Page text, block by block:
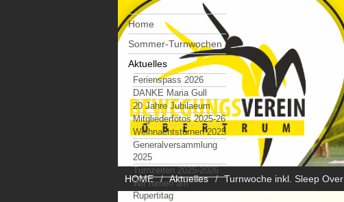
HOME Aktuelles Turnwoche inkl. Sleep Over
Home
Sommer-Turnwochen
Aktuelles
Ferienspass 2026
DANKE Maria Gull
20 Jahre Jubilaeum
Mitgliederfotos 2025-26
Weihnachtsturnen 2025
Generalversammlung
2025
Turnzeiten 2025-2026
Wir turnen am
Rupertitag